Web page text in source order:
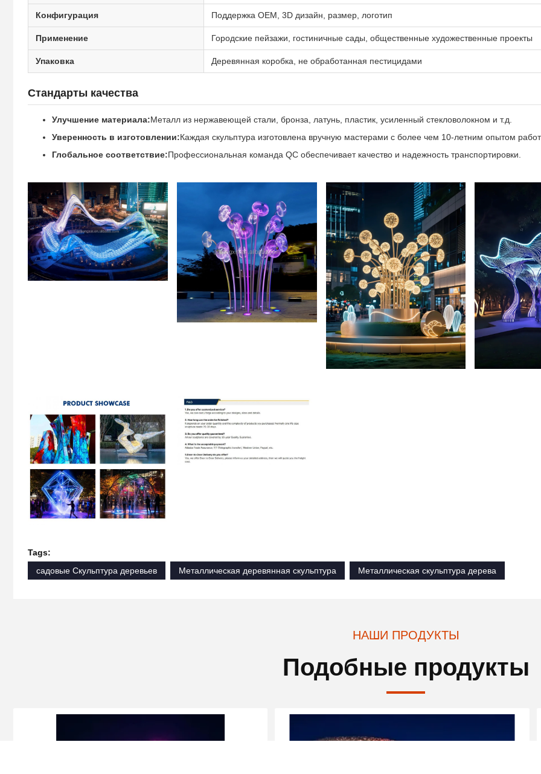
Конфигурация Поддержка OEM, 3D дизайн, размер, логотип
Применение Городские пейзажи, гостиничные сады, общественные художественные проекты
Упаковка Деревянная коробка, не обработанная пестицидами
Стандарты качества
Улучшение материала:Металл из нержавеющей стали, бронза, латунь, пластик, усиленный стекловолокном и т.д.
Уверенность в изготовлении:Каждая скульптура изготовлена вручную мастерами с более чем 10-летним опытом
Глобальное соответствие:Профессиональная команда QC обеспечивает качество и надежность транспортировки.
Tags:
садовые Скульптура деревьев
Металлическая деревянная скульптура Металлическая скульптура дерева
НАШИ ПРОДУКТЫ
Подобные продукты